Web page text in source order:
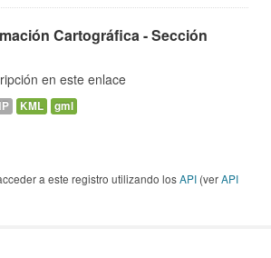
Cartográfica - Sección
en este enlace
KML gml
a este registro utilizando losAPI (verAPI